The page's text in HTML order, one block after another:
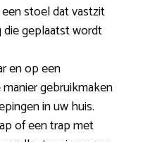
stoel dat vastzit
die geplaatst wordt
en op een
gebruikmaken
in uw huis.
of een trap met